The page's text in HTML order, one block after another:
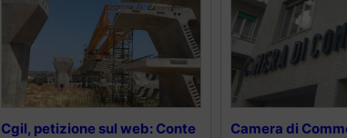
Cgil, petizione sul web: Conte
Camera di